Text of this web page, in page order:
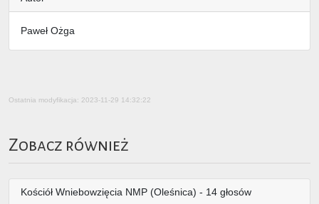
Paweł Ożga
Ostatnia modyfikacja: 2023-11-29 14:32:22
Zobacz również
Kościół Wniebowzięcia NMP (Oleśnica) - 14 głosów